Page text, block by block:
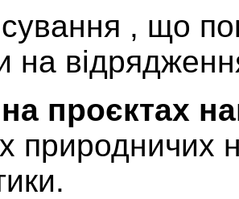
, що
на
проєктах
природничих